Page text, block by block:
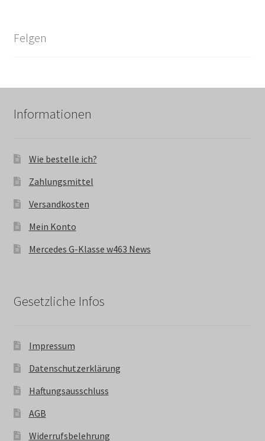
Felgen
Informationen
Wie bestelle ich?
Zahlungsmittel
Versandkosten
Mein Konto
Mercedes G-Klasse w463 News
Gesetzliche Infos
Impressum
Datenschutzerklärung
Haftungsausschluss
AGB
Widerrufsbelehrung